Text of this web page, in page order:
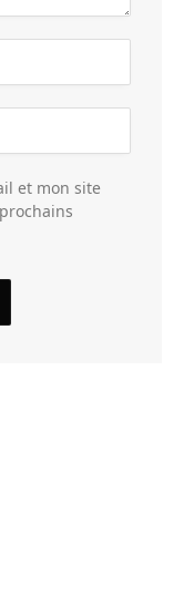
et mon site